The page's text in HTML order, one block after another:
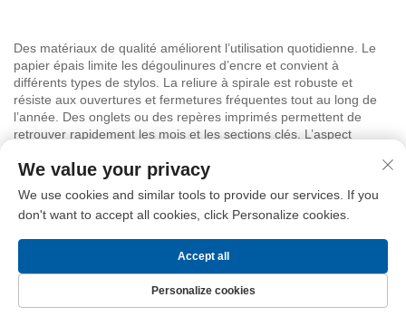
Des matériaux de qualité améliorent l’utilisation quotidienne. Le
papier épais limite les dégoulinures d’encre et convient à
différents types de stylos. La reliure à spirale est robuste et
résiste aux ouvertures et fermetures fréquentes tout au long de
l’année. Des onglets ou des repères imprimés permettent de
retrouver rapidement les mois et les sections clés. L’aspect
qui accordent de l’importance à l’organisation et à la
Le design exclusif transfrontalier de Longgang Haha ajoute une
touche d’originalité. Bien que discret, le marquage reflète une
approche réfléchie des outils de planification. Ce carnet convient
aussi bien comme agenda personnel que comme cadeau
We value your privacy
We use cookies and similar tools to provide our services. If you
don't want to accept all cookies, click Personalize cookies.
Personalize cookies
Accept all